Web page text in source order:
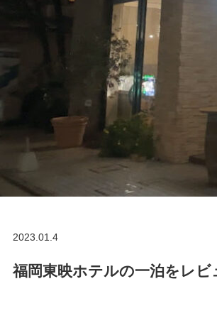
2023.01.4
福岡東映ホテルの一泊をレビ